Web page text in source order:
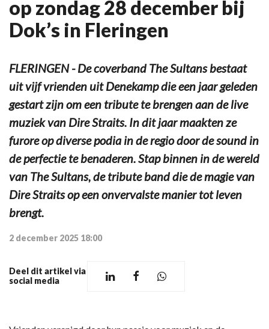
op zondag 28 december bij
Dok’s in Fleringen
FLERINGEN - De coverband The Sultans bestaat
uit vijf vrienden uit Denekamp die een jaar geleden
gestart zijn om een tribute te brengen aan de live
muziek van Dire Straits. In dit jaar maakten ze
furore op diverse podia in de regio door de sound in
de perfectie te benaderen. Stap binnen in de wereld
van The Sultans, de tribute band die de magie van
Dire Straits op een onvervalste manier tot leven
brengt.
2 december 2025 18:00
Deel dit artikel via
social media